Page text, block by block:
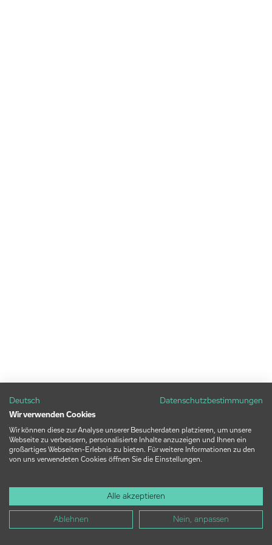
Deutsch
Datenschutzbestimmungen
Wir verwenden Cookies
Wir können diese zur Analyse unserer Besucherdaten platzieren, um unsere
Webseite zu verbessern, personalisierte Inhalte anzuzeigen und Ihnen ein
großartiges Webseiten-Erlebnis zu bieten. Für weitere Informationen zu den
von uns verwendeten Cookies öffnen Sie die Einstellungen.
Alle akzeptieren
Ablehnen Nein, anpassen